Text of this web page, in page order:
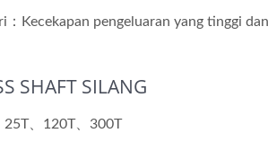
：Kecekapan pengeluaran yang tinggi
SHAFT SILANG
25T、120T、300T